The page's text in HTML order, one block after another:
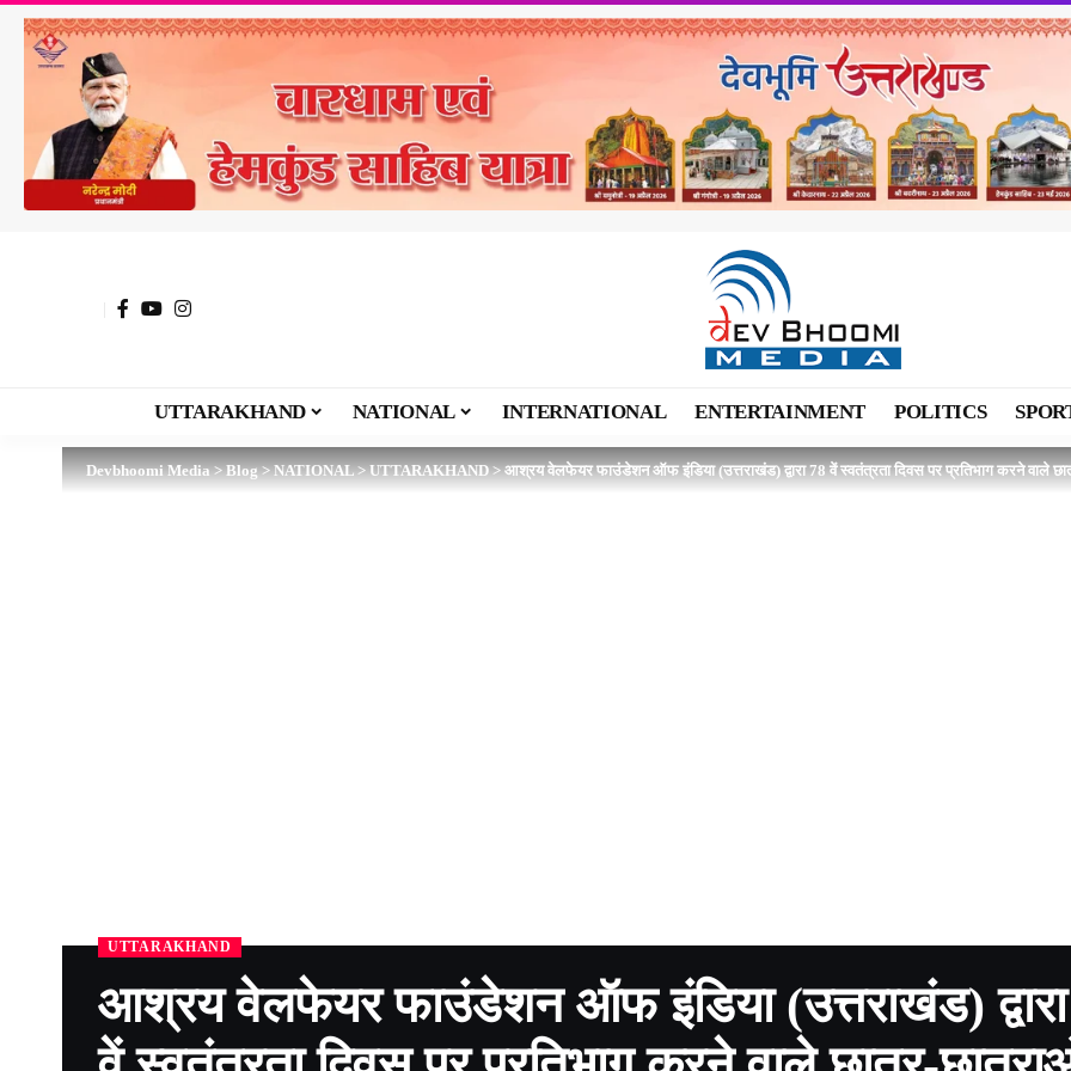
UTTARAKHAND NATIONAL INTERNATIONAL ENTERTAINMENT POLITICS
Devbhoomi Media>Blog>NATIONAL>UTTARAKHAND>आश्रय वेलफेयर फाउंडेशन ऑफ इंडिया (उत्तराखंड) द्वारा 78 वें स्वतंत्रता दिवस पर प्रतिभाग करने वाले
UTTARAKHAND
आश्रय वेलफेयर फाउंडेशन ऑफ इंडिया (उत्तराखंड)